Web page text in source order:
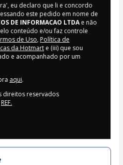
eu declaro que li e concordo
este pedido em nome de
DE INFORMACAO LTDAe não
conteúdo e/ou faz controle
de Uso, Política de
da Hotmart e (iii) que sou
e acompanhado por um
aqui.
direitos reservados
REF.